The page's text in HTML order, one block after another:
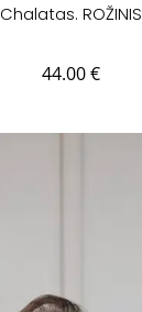
Chalatas. ROŽINIS
44.00€